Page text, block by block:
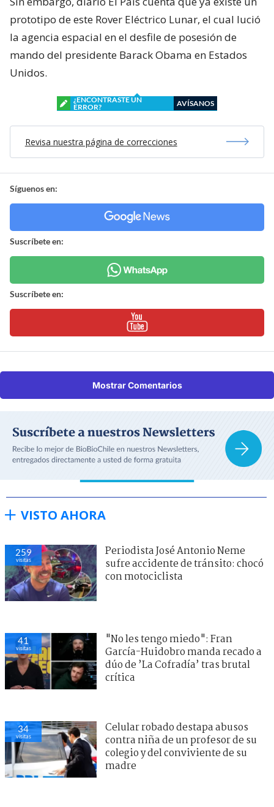
prototipo de este Rover Eléctrico Lunar, el cual lució
la agencia espacial en el desfile de posesión de
mando del presidente Barack Obama en Estados
Unidos.
¿ENCONTRASTE UN
ERROR?
AVÍSANOS
Revisa nuestra página de correcciones
Síguenos en:
Suscríbete en:
Suscríbete en:
Mostrar Comentarios
VISTO AHORA
259
visitas
Periodista José Antonio Neme
sufre accidente de tránsito: chocó
con motociclista
41
visitas
"No les tengo miedo": Fran
García-Huidobro manda recado a
dúo de ’La Cofradía’ tras brutal
crítica
34
visitas
Celular robado destapa abusos
contra niña de un profesor de su
colegio y del conviviente de su
madre